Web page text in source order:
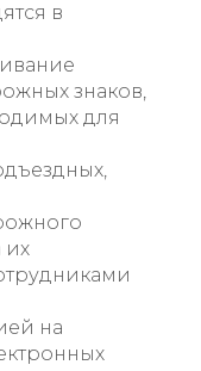
в
знаков,
для
их
на